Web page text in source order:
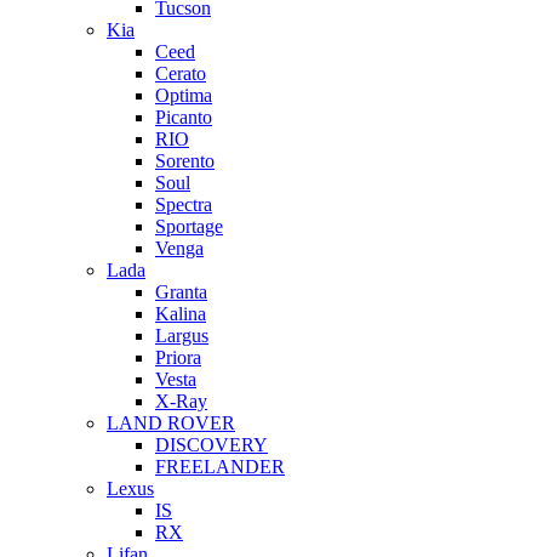
Tucson
Kia
Ceed
Cerato
Optima
Picanto
RIO
Sorento
Soul
Spectra
Sportage
Venga
Lada
Granta
Kalina
Largus
Priora
Vesta
X-Ray
LAND ROVER
DISCOVERY
FREELANDER
Lexus
IS
RX